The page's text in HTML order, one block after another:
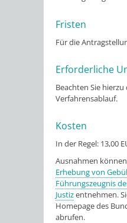
Fristen
Für die
Erforderliche
Beachten Sie
Verfahrensablauf.
Kosten
In der Regel: 13,00
Ausnahmen
Erhebung von
Führungszeugnis
Justizentnehmen.
Homepage des
abrufen.